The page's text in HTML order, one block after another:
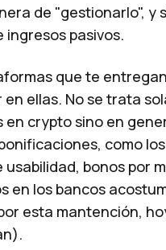
de "gestionarlo", y
pasivos.
que te
en ellas. No se trata
en crypto sino en
como
usabilidad, bonos por
en los bancos
esta mantención,